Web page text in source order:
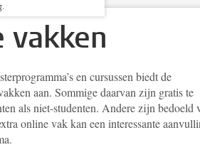
vakken
en cursussen biedt de
aan. Sommige daarvan zijn gratis te
als niet-studenten. Andere zijn bedoeld
online vak kan een interessante